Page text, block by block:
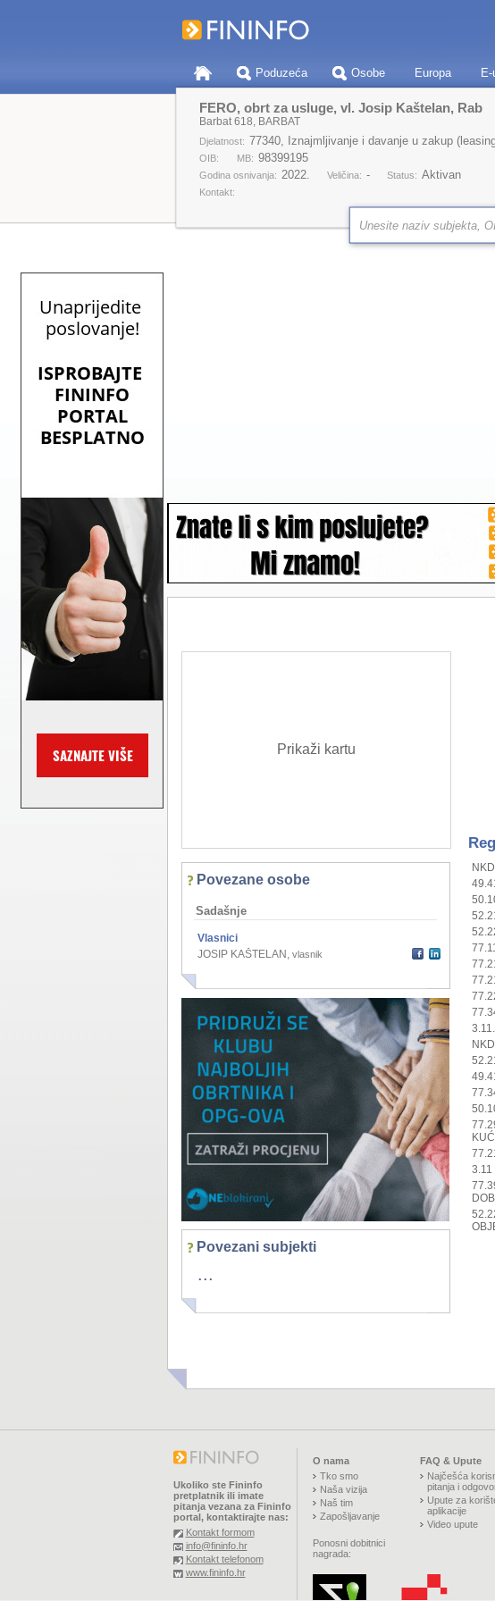
Poduzeća Osobe Europa
FERO, obrt za usluge, vl. Josip Kaštelan, Rab
Barbat 618, BARBAT
Djelatnost: 77340, Iznajmljivanje i davanje u zakup
OIB: MB: 98399195
Godina osnivanja: 2022. Veličina: - Status: Aktivan
Kontakt:
Prikaži kartu
Povezane osobe
Sadašnje
Vlasnici
JOSIP KAŠTELAN , vlasnik
Povezani subjekti
...
3.11
Ukoliko ste Fininfo
pretplatnik ili imate
pitanja vezana za Fininfo
portal, kontaktirajte nas:
Kontakt formom
info@fininfo.hr
Kontakt telefonom
www.fininfo.hr
O nama
Tko smo
Naša vizija
Naš tim
Zapošljavanje
Ponosni dobitnici
nagrada:
FAQ & Upute
Najčešća
pitanja i
Upute za
aplikacije
Video upute